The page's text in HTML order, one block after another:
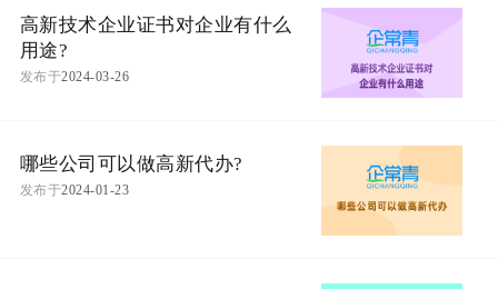
高新技术企业证书对企业有什么
用途?
发布于2024-03-26
哪些公司可以做高新代办?
发布于2024-01-23